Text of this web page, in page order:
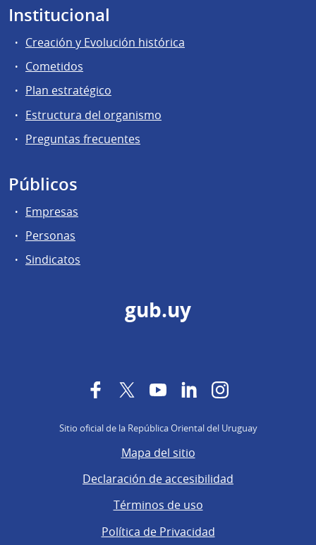
Institucional
Creación y Evolución histórica
Cometidos
Plan estratégico
Estructura del organismo
Preguntas frecuentes
Públicos
Empresas
Personas
Sindicatos
gub.uy
FacebookTwitterYouTubeLinkedInInstagram
Sitio oficial de la República Oriental del Uruguay
Mapa del sitio
Declaración de accesibilidad
Términos de uso
Política de Privacidad